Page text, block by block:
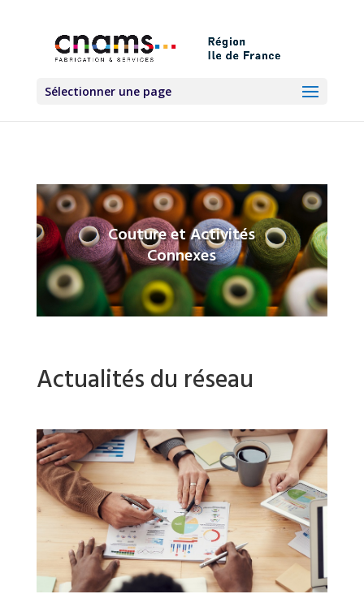
Sélectionner une page
Couture et Activités
Connexes
Actualités du réseau